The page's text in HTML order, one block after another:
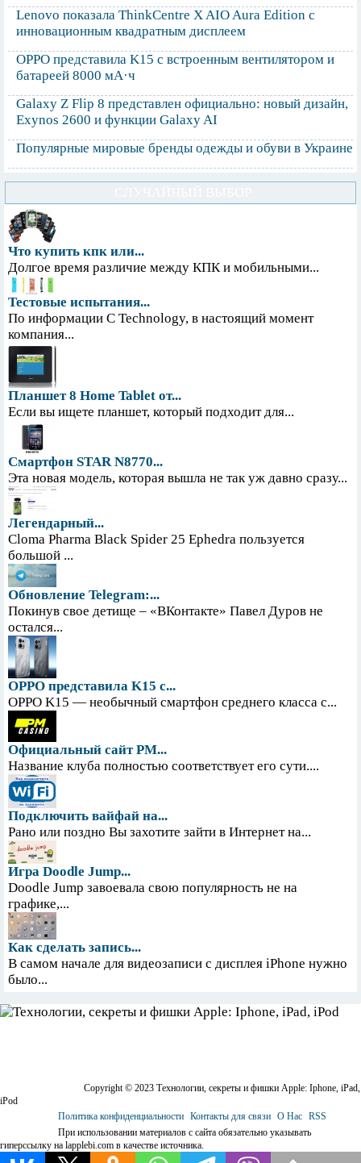
Lenovo показала ThinkCentre X AIO Aura Edition с
инновационным квадратным дисплеем
OPPO представила K15 с встроенным вентилятором и
батареей 8000 мА·ч
Galaxy Z Flip 8 представлен официально: новый дизайн,
Exynos 2600 и функции Galaxy AI
Популярные мировые бренды одежды и обуви в Украине
Что купить кпк или...
Долгое время различие между КПК и мобильными...
Тестовые испытания...
По информации С Technology, в настоящий момент
компания...
Планшет 8 Home Tablet от...
Если вы ищете планшет, который подходит для...
Смартфон STAR N8770...
Эта новая модель, которая вышла не так уж давно сразу...
Легендарный...
Cloma Pharma Black Spider 25 Ephedra пользуется
большой ...
Обновление Telegram:...
Покинув свое детище – «ВКонтакте» Павел Дуров не
остался...
OPPO представила K15 с...
OPPO K15 — необычный смартфон среднего класса с...
Официальный сайт PM...
Название клуба полностью соответствует его сути....
Подключить вайфай на...
Рано или поздно Вы захотите зайти в Интернет на...
Игра Doodle Jump...
Doodle Jump завоевала свою популярность не на
графике,...
Как сделать запись...
В самом начале для видеозаписи с дисплея iPhone нужно
было...
Copyright © 2023 Технологии, секреты и фишки Apple: Iphone, iPad,
iPod
Политика конфиденциальности Контакты для связи О Нас RSS
При использовании материалов с сайта обязательно указывать
гиперссылку на lapplebi.com в качестве источника.